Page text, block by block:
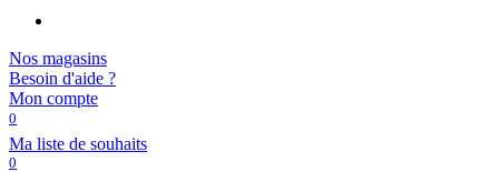
Nos magasins
Besoin d'aide ?
Mon compte
0
Ma liste de souhaits
0